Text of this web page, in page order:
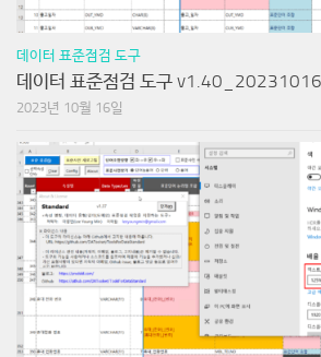
데이터 표준점검 도구
데이터 표준점검 도구
2023년 10월 16일